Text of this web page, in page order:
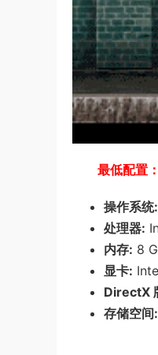
最低配置：
操作系统:
处理器:
内存: 8
显卡:
DirectX
存储空间: